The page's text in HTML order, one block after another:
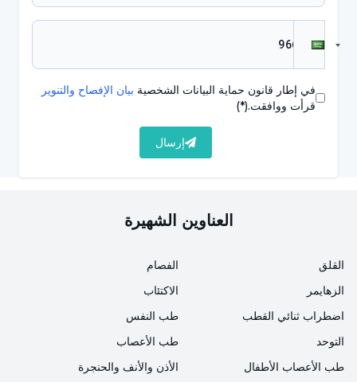
تدهور صحة الأظافر، وهشاشة بنية الأظافر وتباطؤ
نموها
تساقط الشعر
مشاكل في المعدة والإسهال
تساقط الجلد حول الفم وأجزاء مختلفة من الجسم
مشاكل جلدية وجروح في أجزاء مختلفة من الجلد
مشاكل ونقصان في حواس التذوق والشم
مشاكل في التركيز
في إطار قانون حماية البيانات الشخصية بيان الإفصاح والتنوير
قرأت ووافقت.(*)
إرسال
العناوين الشهيرة
القلق
الزهايمر
اضطراب ثنائي القطب
التوحد
طب الأعصاب الأطفال
الفصام
الاكتئاب
طب النفس
طب الأعصاب
الأذن والأنف والحنجرة